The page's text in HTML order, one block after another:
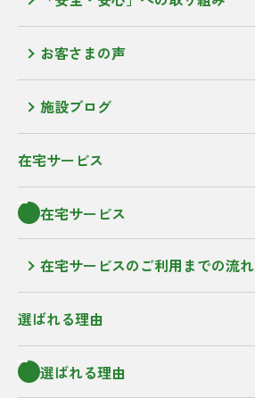
お客さまの声
施設ブログ
在宅サービス
在宅サービス
在宅サービスのご利用までの流れ
選ばれる理由
選ばれる理由